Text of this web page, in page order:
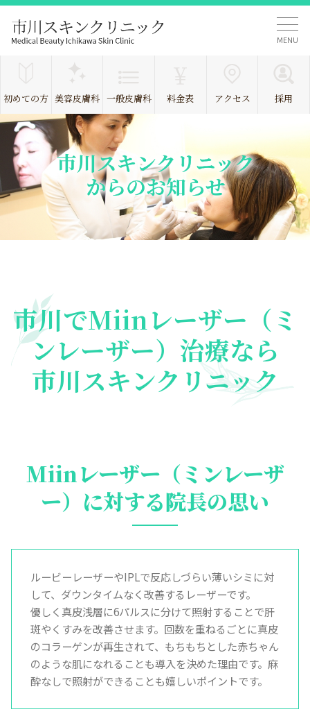
MENU
初めての方 美容皮膚科 一般皮膚科 料金表 アクセス 採用
市川でMiinレーザー（ミ
ンレーザー）治療なら
市川スキンクリニック
Miinレーザー（ミンレーザ
ー）に対する院長の思い
ルービーレーザーやIPLで反応しづらい薄いシミに対
して、ダウンタイムなく改善するレーザーです。
優しく真皮浅層に6パルスに分けて照射することで肝
斑やくすみを改善させます。回数を重ねるごとに真皮
のコラーゲンが再生されて、もちもちとした赤ちゃん
のような肌になれることも導入を決めた理由です。麻
酔なしで照射ができることも嬉しいポイントです。